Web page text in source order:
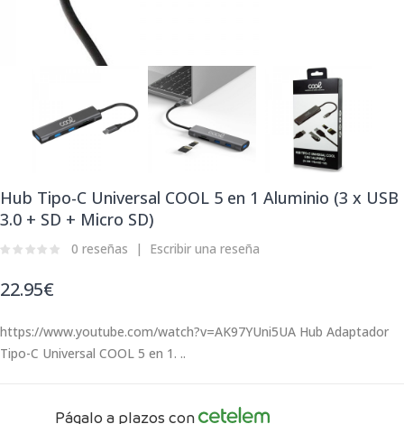
Hub Tipo-C Universal COOL 5 en 1 Aluminio (3 x USB
3.0 + SD + Micro SD)
0 reseñas Escribir una reseña
22.95€
https://www.youtube.com/watch?v=AK97YUni5UA Hub Adaptador
Tipo-C Universal COOL 5 en 1. ..
Págalo a plazos con